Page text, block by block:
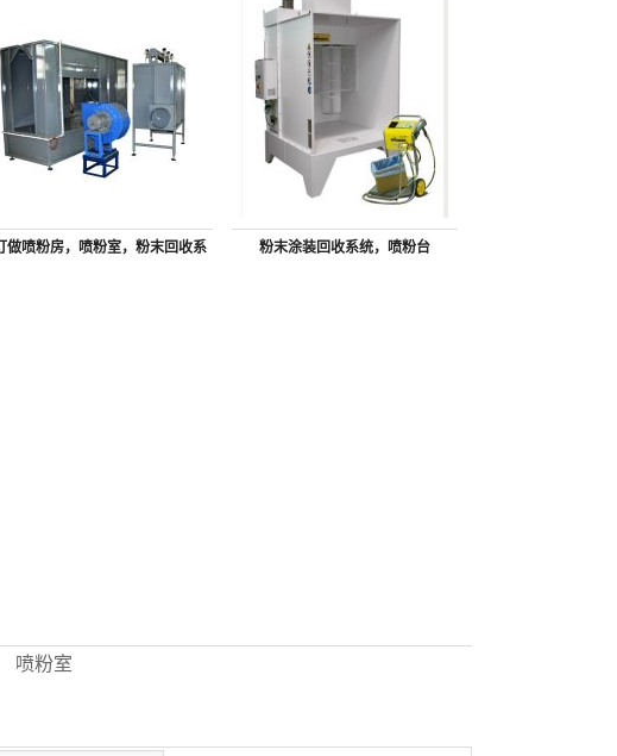
做喷粉房，喷粉室，粉末回收系 粉末涂装回收系统，喷粉台
喷粉室